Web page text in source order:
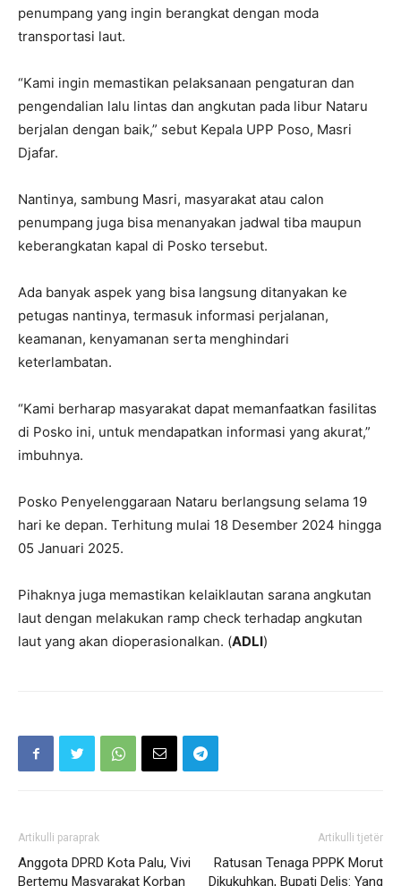
penumpang yang ingin berangkat dengan moda
transportasi laut.
“Kami ingin memastikan pelaksanaan pengaturan dan
pengendalian lalu lintas dan angkutan pada libur Nataru
berjalan dengan baik,” sebut Kepala UPP Poso, Masri
Djafar.
Nantinya, sambung Masri, masyarakat atau calon
penumpang juga bisa menanyakan jadwal tiba maupun
keberangkatan kapal di Posko tersebut.
Ada banyak aspek yang bisa langsung ditanyakan ke
petugas nantinya, termasuk informasi perjalanan,
keamanan, kenyamanan serta menghindari
keterlambatan.
“Kami berharap masyarakat dapat memanfaatkan fasilitas
di Posko ini, untuk mendapatkan informasi yang akurat,”
imbuhnya.
Posko Penyelenggaraan Nataru berlangsung selama 19
hari ke depan. Terhitung mulai 18 Desember 2024 hingga
05 Januari 2025.
Pihaknya juga memastikan kelaiklautan sarana angkutan
laut dengan melakukan ramp check terhadap angkutan
laut yang akan dioperasionalkan. (ADLI)
Artikulli paraprak
Anggota DPRD Kota Palu, Vivi
Bertemu Masyarakat Korban
Artikulli tjetër
Ratusan Tenaga PPPK Morut
Dikukuhkan, Bupati Delis: Yang